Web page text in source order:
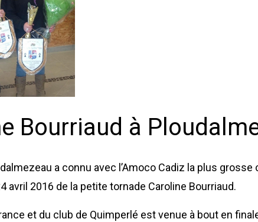
Bourriaud à
a connu avec l’Amoco Cadiz la plus
avril 2016 de la petite tornade Caroline Bourriaud.
et du club de Quimperlé est venue à bout en